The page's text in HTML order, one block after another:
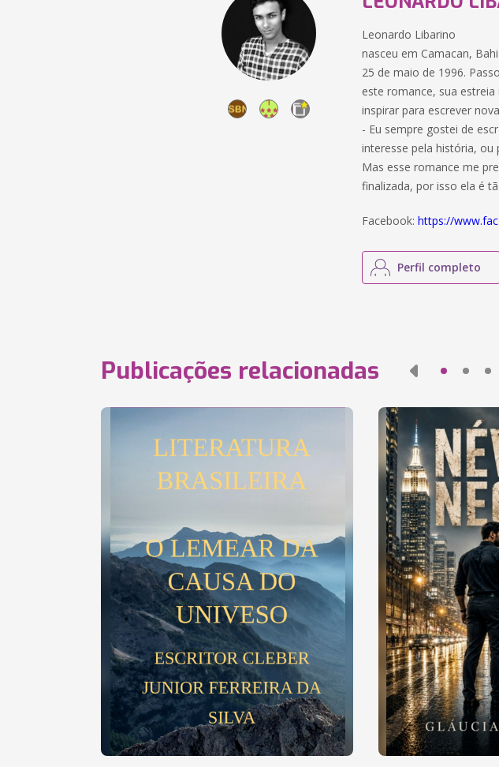
Leonardo Libarino
nasceu em Camacan,
25 de maio de 1996.
este romance, sua
inspirar para escrever
- Eu sempre gostei de
interesse pela história, ou
Mas esse romance me
finalizada, por isso ela é
Facebook:https://
Perfil completo
Publicações relacionadas